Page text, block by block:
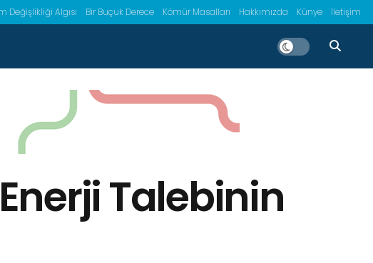
Değişlikliği Algısı Bir Buçuk Derece Kömür Masalları Hakkımızda Künye İletişim
Talebinin